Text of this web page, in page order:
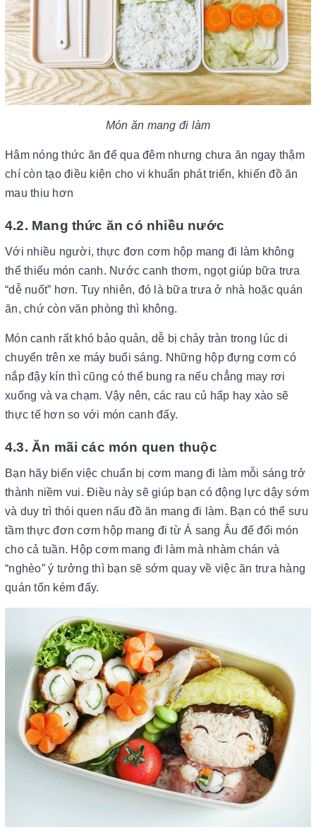
Món ăn mang đi làm
Hâm nóng thức ăn để qua đêm nhưng chưa ăn ngay thậm
chí còn tạo điều kiện cho vi khuẩn phát triển, khiến đồ ăn
mau thiu hơn
4.2. Mang thức ăn có nhiều nước
Với nhiều người, thực đơn cơm hộp mang đi làm không
thể thiếu món canh. Nước canh thơm, ngọt giúp bữa trưa
“dễ nuốt” hơn. Tuy nhiên, đó là bữa trưa ở nhà hoặc quán
ăn, chứ còn văn phòng thì không.
Món canh rất khó bảo quản, dễ bị chảy tràn trong lúc di
chuyển trên xe máy buổi sáng. Những hộp đựng cơm có
nắp đậy kín thì cũng có thể bung ra nếu chẳng may rơi
xuống và va chạm. Vậy nên, các rau củ hấp hay xào sẽ
thực tế hơn so với món canh đấy.
4.3. Ăn mãi các món quen thuộc
Bạn hãy biến việc chuẩn bị cơm mang đi làm mỗi sáng trở
thành niềm vui. Điều này sẽ giúp bạn có động lực dậy sớm
và duy trì thói quen nấu đồ ăn mang đi làm. Bạn có thể sưu
tầm thực đơn cơm hộp mang đi từ Á sang Âu để đổi món
cho cả tuần. Hộp cơm mang đi làm mà nhàm chán và
“nghèo” ý tưởng thì bạn sẽ sớm quay về việc ăn trưa hàng
quán tốn kém đấy.